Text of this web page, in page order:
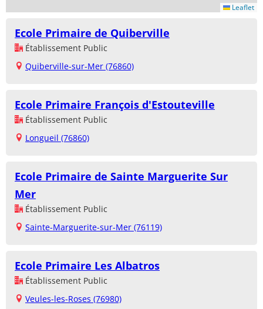
Leaflet
Ecole Primaire de Quiberville
Établissement Public
Quiberville-sur-Mer (76860)
Ecole Primaire François d'Estouteville
Établissement Public
Longueil (76860)
Ecole Primaire de Sainte Marguerite Sur
Mer
Établissement Public
Sainte-Marguerite-sur-Mer (76119)
Ecole Primaire Les Albatros
Établissement Public
Veules-les-Roses (76980)